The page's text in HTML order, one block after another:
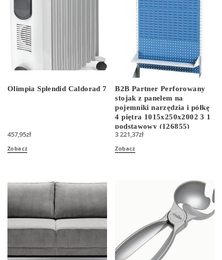
Olimpia Splendid Caldorad 7
457,95zł
Zobacz
B2B Partner Perforowany
stojak z panelem na
pojemniki narzędzia i półkę
4 piętra 1015x250x2002 3 1
podstawowy (126855)
3 221,37zł
Zobacz